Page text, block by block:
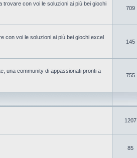
trovare con voi le soluzioni ai più bei giochi
709
con voi le soluzioni ai più bei giochi excel
145
una community di appassionati pronti a
755
1207
85